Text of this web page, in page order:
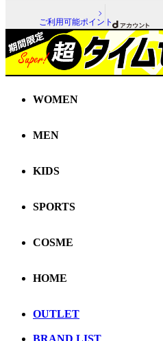
ご利用可能ポイント
WOMEN
MEN
KIDS
SPORTS
COSME
HOME
OUTLET
BRAND LIST